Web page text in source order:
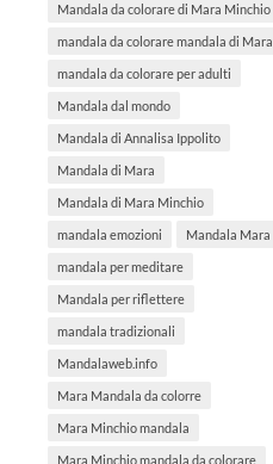
Mandala da colorare di Mara Minchio
mandala da colorare mandala di Mara
mandala da colorare per adulti
Mandala dal mondo
Mandala di Annalisa Ippolito
Mandala di Mara
Mandala di Mara Minchio
mandala emozioni Mandala Mara
mandala per meditare
Mandala per riflettere
mandala tradizionali
Mandalaweb.info
Mara Mandala da colorre
Mara Minchio mandala
Mara Minchio mandala da colorare